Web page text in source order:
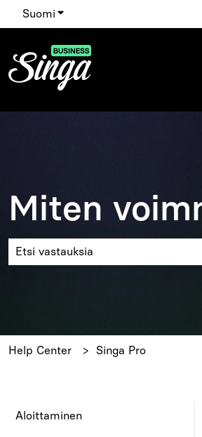
Suomi Näytä käännöksien alavalikko
Miten
Help Center Singa Pro
Aloittaminen